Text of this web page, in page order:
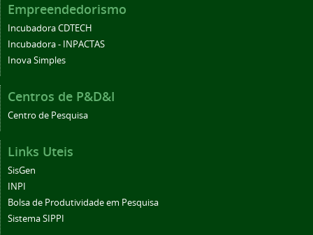
Empreendedorismo
Incubadora CDTECH
Incubadora - INPACTAS
Inova Simples
Centros de P&D&I
Centro de Pesquisa
Links Uteis
SisGen
INPI
Bolsa de Produtividade em Pesquisa
Sistema SIPPI